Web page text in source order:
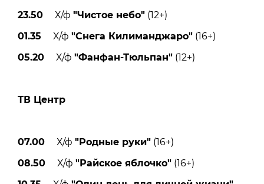
23.50 Х/ф "Чистое небо" (12+)
01.35 Х/ф "Снега Килиманджаро" (16+)
05.20 Х/ф "Фанфан-Тюльпан" (12+)
ТВ Центр
07.00 Х/ф "Родные руки" (16+)
08.50 Х/ф "Райское яблочко" (16+)